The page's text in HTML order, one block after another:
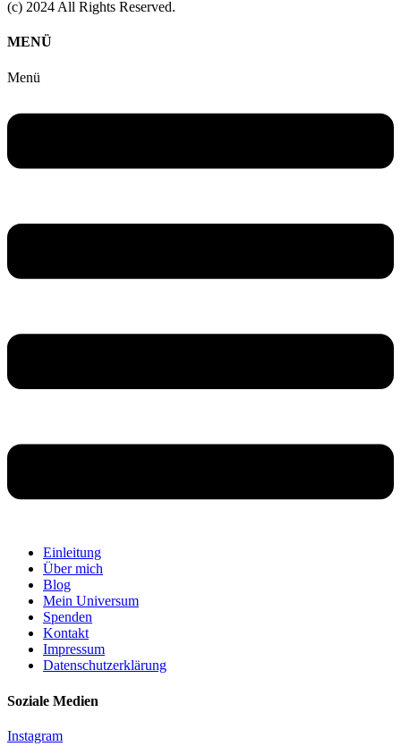
(c) 2024 All Rights Reserved.
MENÜ
Menü
Einleitung
Über mich
Blog
Mein Universum
Spenden
Kontakt
Impressum
Datenschutzerklärung
Soziale Medien
Instagram